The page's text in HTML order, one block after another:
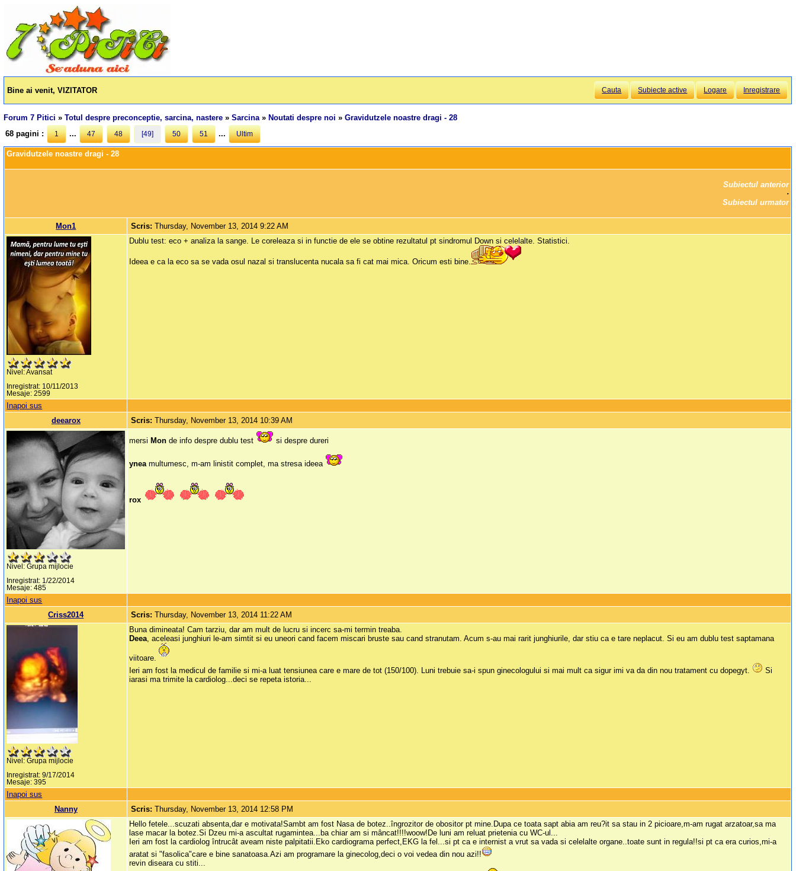
Bine ai venit, VIZITATOR Cauta Subiecte active Logare Inregistrare
Forum 7 Pitici »Totul despre preconceptie, sarcina, nastere »Sarcina» Noutati despre noi »Gravidutzele noastre dragi - 28
68 pagini :
1 ... 47 48 [49] 50 51 ... Ultim
Gravidutzele noastre dragi - 28
Subiectul anterior
Subiectul urmator
Mon1 Scris:Thursday, November 13, 2014 9:22 AM
Nivel: Avansat
Inregistrat: 10/11/2013
Mesaje: 2599
Dublu test: eco + analiza la sange. Le coreleaza si in functie de ele se obtine rezultatul pt sindromul Down si celelalte. Statistici.
Ideea e ca la eco sa se vada osul nazal si translucenta nucala sa fi cat mai mica. Oricum esti bine.
Inapoi sus
deearox
Scris:Thursday, November 13, 2014 10:39 AM
Nivel: Grupa mijlocie
Inregistrat: 1/22/2014
Mesaje: 485
mersi Monde info despre dublu test si despre dureri
yneamultumesc, m-am linistit complet, ma stresa ideea
rox
Inapoi sus
Criss2014
Scris:Thursday, November 13, 2014 11:22 AM
Nivel: Grupa mijlocie
Inregistrat: 9/17/2014
Mesaje: 395
Buna dimineata! Cam tarziu, dar am mult de lucru si incerc sa-mi termin treaba.
Deea, aceleasi junghiuri le-am simtit si eu uneori cand facem miscari bruste sau cand stranutam. Acum s-au mai rarit junghiurile, dar stiu ca e tare neplacut. Si eu am dublu test saptamana
viitoare.
Ieri am fost la medicul de familie si mi-a luat tensiunea care e mare de tot (150/100). Luni trebuie sa-i spun ginecologului si mai mult ca sigur imi va da din nou tratament cu dopegyt.
Si
iarasi ma trimite la cardiolog...deci se repeta istoria...
Inapoi sus
Nanny
Scris:Thursday, November 13, 2014 12:58 PM
Hello fetele...scuzati absenta,dar e motivata!Sambt am fost Nasa de botez..îngrozitor de obositor pt mine.Dupa ce toata sapt abia am reu?it sa stau in 2 picioare,m-am rugat arzatoar,sa ma
lase macar la botez.Si Dzeu mi-a ascultat rugamintea...ba chiar am si mâncat!!!!woow!De luni am reluat prietenia cu WC-ul...
Ieri am fost la cardiolog întrucât aveam niste palpitatii.Eko cardiograma perfect,EKG la fel...si pt ca e internist a vrut sa vada si celelalte organe..toate sunt in regula!!si pt ca era curios,mi-a
aratat si "fasolica"care e bine sanatoasa.Azi am programare la ginecolog,deci o voi vedea din nou azi!!
revin diseara cu stiti...